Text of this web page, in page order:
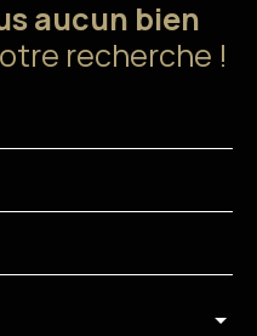
aucun bien
recherche !